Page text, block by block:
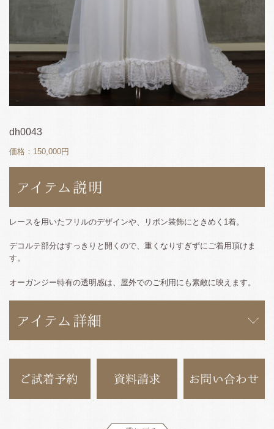
dh0043
価格：150,000円
レースを用いたフリルのデザインや、リボン装飾にときめく1着。
デコルテ部分はすっきりと開くので、重くなりすぎずにご着用頂けま
す。
オーガンジー特有の透明感は、屋外でのご利用にも素敵に映えます。